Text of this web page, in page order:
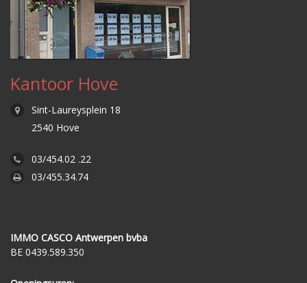
Kantoor Hove
Sint-Laureysplein 18
2540 Hove
03/454.02 .22
03/455.34.74
IMMO CASCO Antwerpen bvba
BE 0439.589.350